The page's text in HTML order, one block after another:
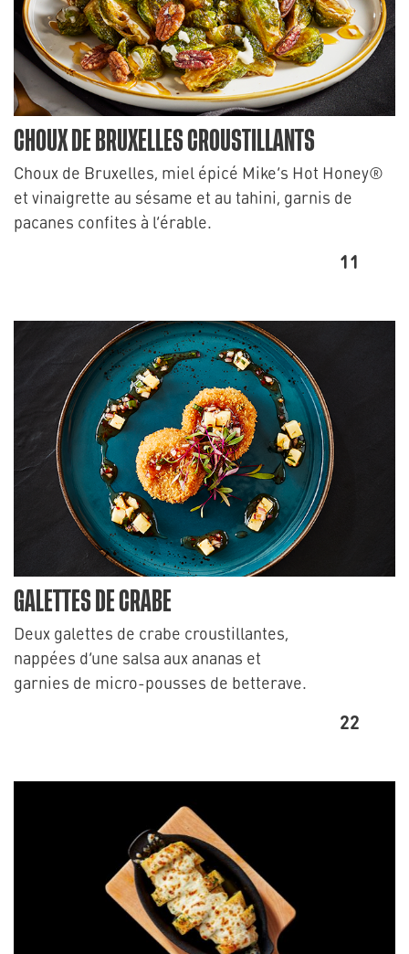
CHOUX DE BRUXELLES CROUSTILLANTS
Choux de Bruxelles, miel épicé Mike’s Hot Honey®
et vinaigrette au sésame et au tahini, garnis de
pacanes confites à l’érable.
11
GALETTES DE CRABE
Deux galettes de crabe croustillantes,
nappées d’une salsa aux ananas et
garnies de micro-pousses de betterave.
22